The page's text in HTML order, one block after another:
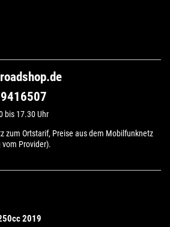
bis 17.30 Uhr
zum Ortstarif, Preise aus dem Mobilfunknetz
Provider).
2019